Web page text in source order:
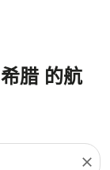
腊 的航
close